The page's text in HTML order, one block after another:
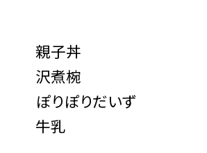
親子丼
沢煮椀
ぽりぽりだいず
牛乳